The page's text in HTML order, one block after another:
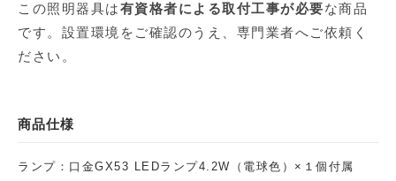
この照明器具は有資格者による取付工事が必要な商品
です。設置環境をご確認のうえ、専門業者へご依頼く
ださい。
商品仕様
ランプ：口金GX53 LEDランプ4.2W（電球色）×１個付属